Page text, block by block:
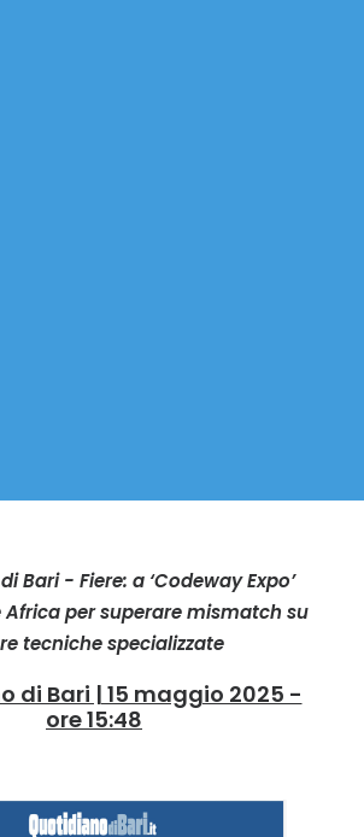
Bari - Fiere: a ‘Codeway Expo’
Africa per superare mismatch su
tecniche specializzate
di Bari | 15 maggio 2025 -
ore 15:48